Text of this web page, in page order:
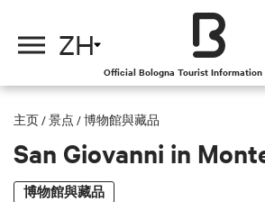
ZH
Official Bologna Tourist Information
主页 /景点 /博物館與藏品
San Giovanni in
博物館與藏品